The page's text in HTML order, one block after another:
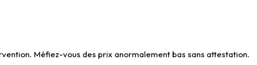
Méfiez-vous des prix anormalement bas sans attestation.